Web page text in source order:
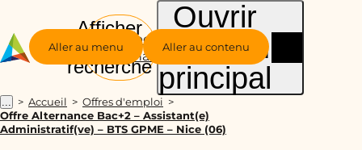
Aller au menu Aller au contenu
Groupe
Alternance
Afficher
la
recherche
Ouvrir
le menu
principal
... Accueil
Offres d'emploi
Offre Alternance Bac+2 – Assistant(e)
Administratif(ve) – BTS GPME – Nice (06)